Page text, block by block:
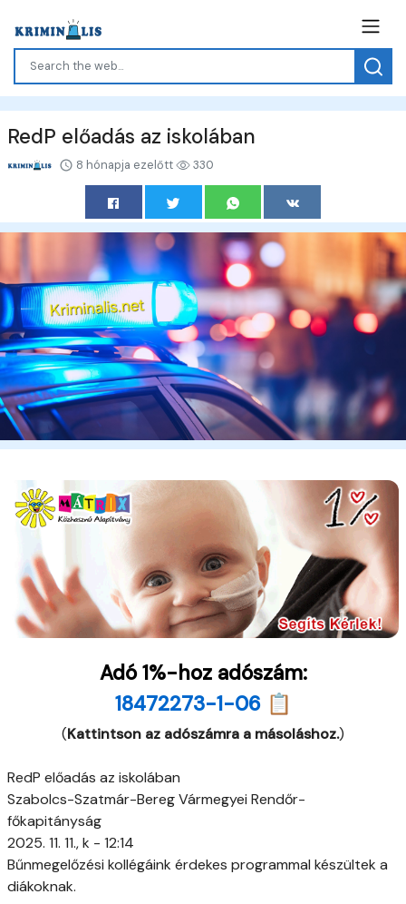
RedP előadás az iskolában
8 hónapja ezelőtt 330
Adó 1%-hoz adószám:
18472273-1-06 📋
(Kattintson az adószámra a másoláshoz.)
RedP előadás az iskolában
Szabolcs-Szatmár-Bereg Vármegyei Rendőr-
főkapitányság
2025. 11. 11., k - 12:14
Bűnmegelőzési kollégáink érdekes programmal készültek a
diákoknak.